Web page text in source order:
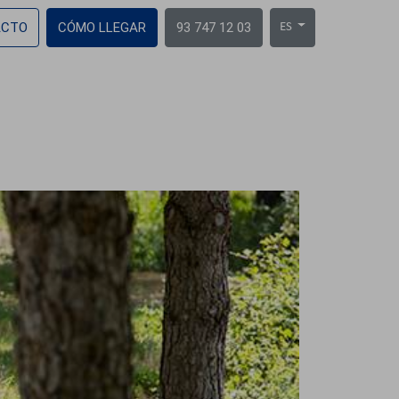
CÓMO LLEGAR 93 747 12 03 ES